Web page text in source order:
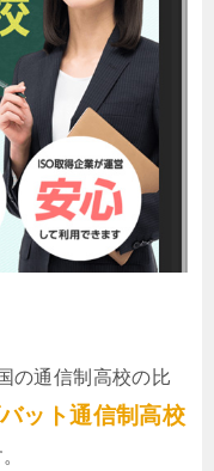
の通信制高校の比
ット通信制高校